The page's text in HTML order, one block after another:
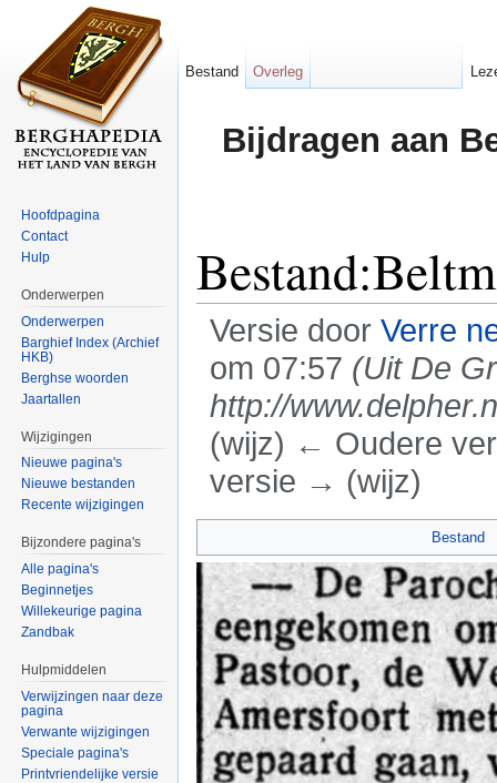
Bijdragen aan
Versie door Verre
om 07:57 (Uit De
http://
(wijz) ← Oudere
versie → (wijz)
Bestand
Bestand Overleg
Hoofdpagina
Contact
Hulp
Onderwerpen
Onderwerpen
Barghief Index (Archief
HKB)
Berghse woorden
Jaartallen
Wijzigingen
Nieuwe pagina's
Nieuwe bestanden
Recente wijzigingen
Bijzondere pagina's
Alle pagina's
Beginnetjes
Willekeurige pagina
Zandbak
Hulpmiddelen
Verwijzingen naar deze
pagina
Verwante wijzigingen
Speciale pagina's
Printvriendelijke versie